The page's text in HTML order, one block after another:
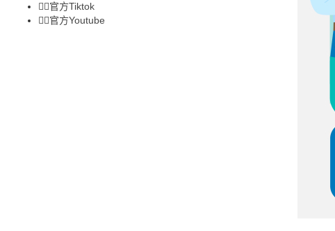
👉🏻官方Tiktok
👉🏻官方Youtube